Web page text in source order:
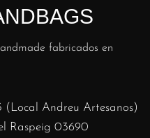
fabricados en
(Local Andreu Artesanos)
Raspeig 03690